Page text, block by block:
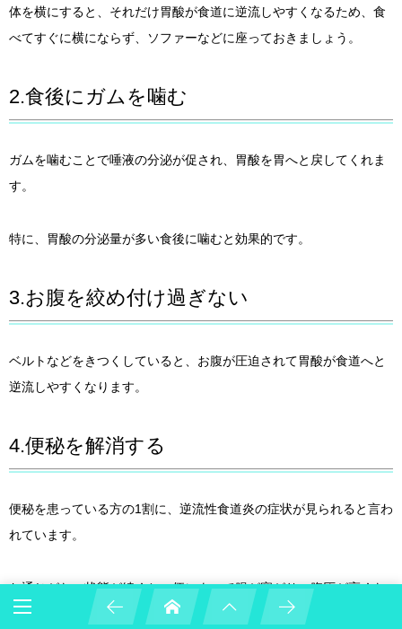
体を横にすると、それだけ胃酸が食道に逆流しやすくなるため、食
べてすぐに横にならず、ソファーなどに座っておきましょう。
2.食後にガムを噛む
ガムを噛むことで唾液の分泌が促され、胃酸を胃へと戻してくれま
す。
特に、胃酸の分泌量が多い食後に噛むと効果的です。
3.お腹を絞め付け過ぎない
ベルトなどをきつくしていると、お腹が圧迫されて胃酸が食道へと
逆流しやすくなります。
4.便秘を解消する
便秘を患っている方の1割に、逆流性食道炎の症状が見られると言わ
れています。
お通じがない状態が続くと、便によって腸が塞がり、腹圧が高くな
って胃酸が食道へと流れやすくなってしまいます。